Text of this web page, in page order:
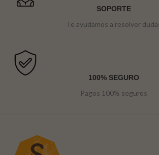
SOPORTE
Te ayudamos a resolver
100% SEGURO
Pagos 100% seguros